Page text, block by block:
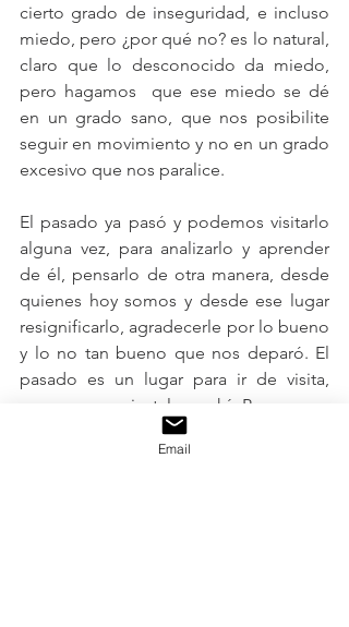
cierto grado de inseguridad, e incluso
miedo, pero ¿por qué no? es lo natural,
claro que lo desconocido da miedo,
pero hagamos  que ese miedo se dé
en un grado sano, que nos posibilite
seguir en movimiento y no en un grado
excesivo que nos paralice.
El pasado ya pasó y podemos visitarlo
alguna vez, para analizarlo y aprender
de él, pensarlo de otra manera, desde
quienes hoy somos y desde ese lugar
resignificarlo, agradecerle por lo bueno
y lo no tan bueno que nos deparó. El
pasado es un lugar para ir de visita,
pero no para instalarse ahí. Por amor y
respeto a nosotros mismos tenemos
que soltarlo, dejarlo ir. Desocupemos
Email